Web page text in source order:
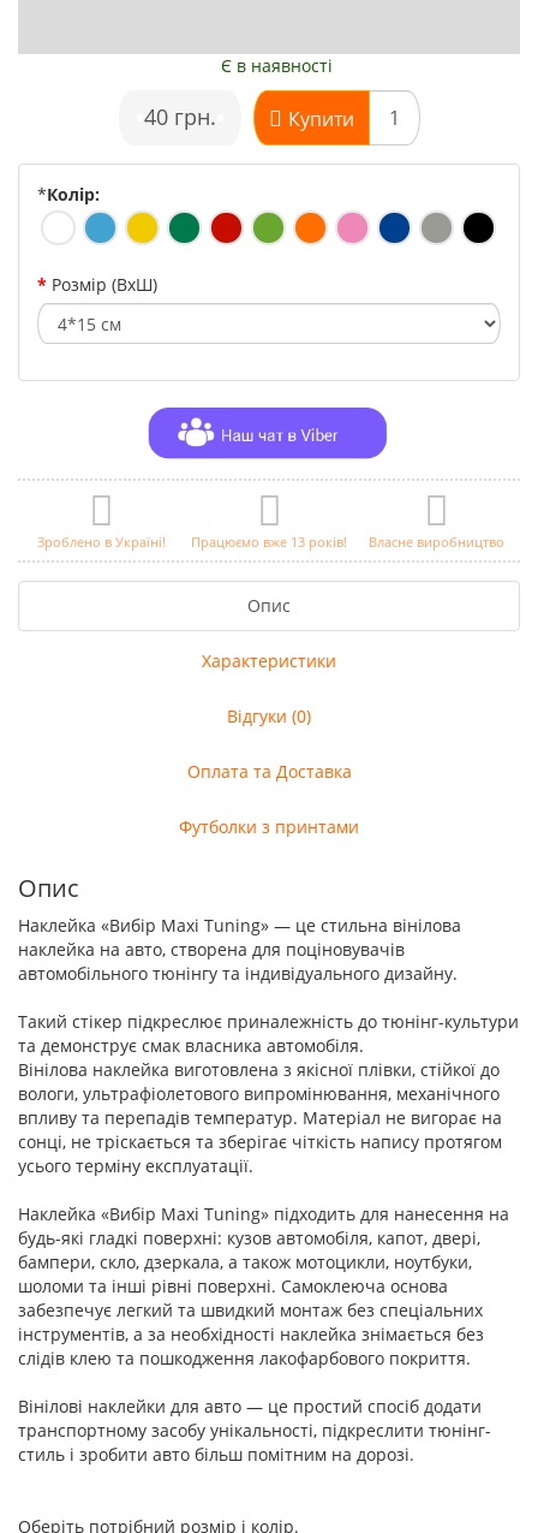
Є в наявності
40 грн. Купити
*Колір:
Розмір (ВхШ)
Зроблено в Україні! Працюємо вже 13 років! Власне виробництво
Опис
Характеристики
Відгуки (0)
Оплата та Доставка
Футболки з принтами
Опис
Наклейка «Вибір Maxi Tuning» — це стильна вінілова
наклейка на авто, створена для поціновувачів
автомобільного тюнінгу та індивідуального дизайну.
Такий стікер підкреслює приналежність до тюнінг-культури
та демонструє смак власника автомобіля.
Вінілова наклейка виготовлена з якісної плівки, стійкої до
вологи, ультрафіолетового випромінювання, механічного
впливу та перепадів температур. Матеріал не вигорає на
сонці, не тріскається та зберігає чіткість напису протягом
усього терміну експлуатації.
Наклейка «Вибір Maxi Tuning» підходить для нанесення на
будь-які гладкі поверхні: кузов автомобіля, капот, двері,
бампери, скло, дзеркала, а також мотоцикли, ноутбуки,
шоломи та інші рівні поверхні. Самоклеюча основа
забезпечує легкий та швидкий монтаж без спеціальних
інструментів, а за необхідності наклейка знімається без
слідів клею та пошкодження лакофарбового покриття.
Вінілові наклейки для авто — це простий спосіб додати
транспортному засобу унікальності, підкреслити тюнінг-
стиль і зробити авто більш помітним на дорозі.
Оберіть потрібний розмір і колір.